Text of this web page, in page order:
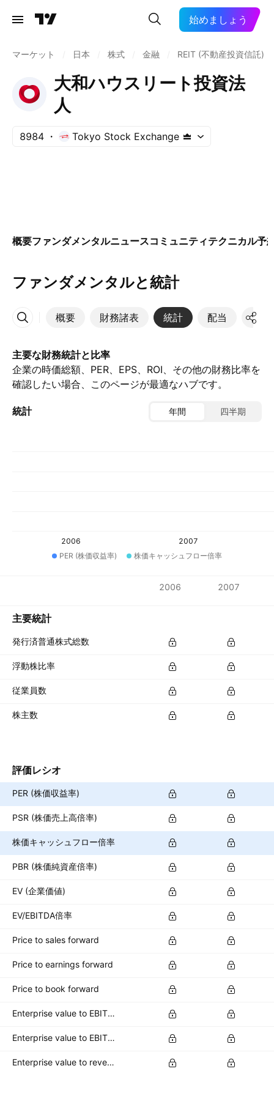
始めましょう
マーケット 日本 株式 金融 REIT (不動産投資信託)
大和ハウスリート投資法
人
8984 Tokyo Stock Exchange
概要ファンダメンタルニュースコミュニティテクニカル予
ファンダメンタルと統計
概要 財務諸表 統計 配当 決算
その他
主要な財務統計と比率
企業の時価総額、PER、EPS、ROI、その他の財務比率を
確認したい場合、このページが最適なハブです。
統計 年間 四半期
2006
2007
PER (株価収益率)
株価キャッシュフロー倍率
2006 2007
主要統計
発行済普通株式総数
浮動株比率
従業員数
株主数
評価レシオ
PER (株価収益率)
PSR (株価売上高倍率)
株価キャッシュフロー倍率
PBR (株価純資産倍率)
EV (企業価値)
EV/EBITDA倍率
Price to sales forward
Price to earnings forward
Price to book forward
Enterprise value to EBITDA forward
Enterprise value to EBIT forward
Enterprise value to revenue forward